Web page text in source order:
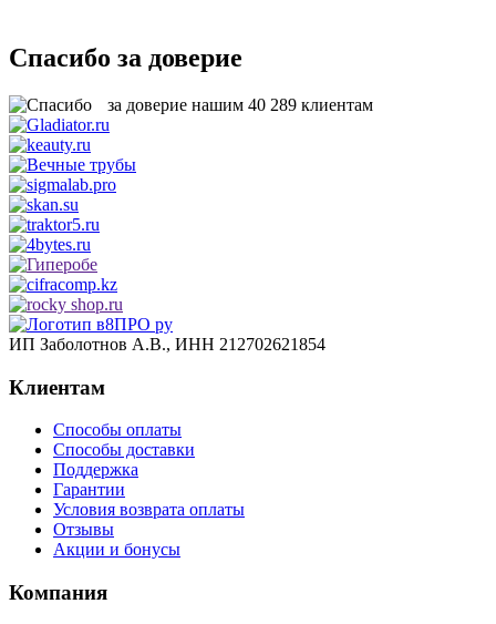
Спасибо за доверие
за доверие нашим 40 289 клиентам
ИП Заболотнов А.В., ИНН 212702621854
Клиентам
Способы оплаты
Способы доставки
Поддержка
Гарантии
Условия возврата оплаты
Отзывы
Акции и бонусы
Компания